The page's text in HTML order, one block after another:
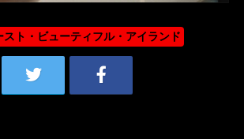
スト・ビューティフル・アイランド